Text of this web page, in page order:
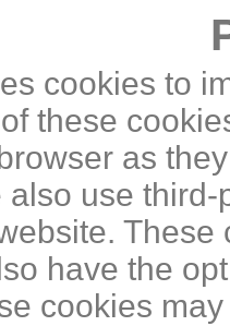
cookies to
these
as
also use
have the
cookies